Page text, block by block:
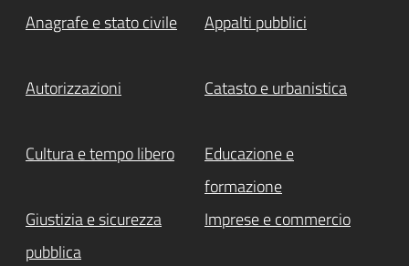
Anagrafe e stato civile Appalti pubblici
Autorizzazioni Catasto e urbanistica
Cultura e tempo libero
Educazione e
formazione
Giustizia e sicurezza
pubblica
Imprese e commercio